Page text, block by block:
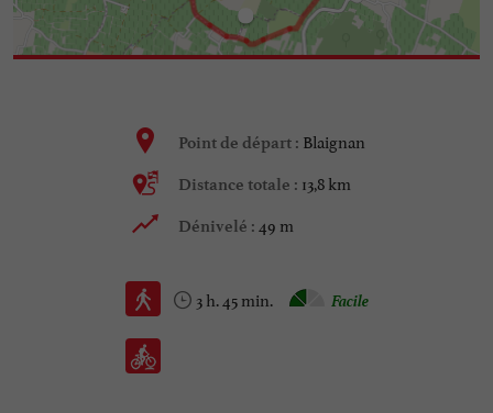
Point de départ : Blaignan
Distance totale : 13,8 km
Dénivelé : 49 m
3 h. 45 min. Facile